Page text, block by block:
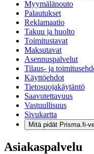
Myymälänouto
Palautukset
Reklamaatio
Takuu ja huolto
Toimitustavat
Maksutavat
Asennuspalvelut
Tilaus- ja
Käyttöehdot
Tietosuojakäytäntö
Saavutettavuus
Vastuullisuus
Sivukartta
Mitä pidät Prisma.fi-
Asiakaspalvelu